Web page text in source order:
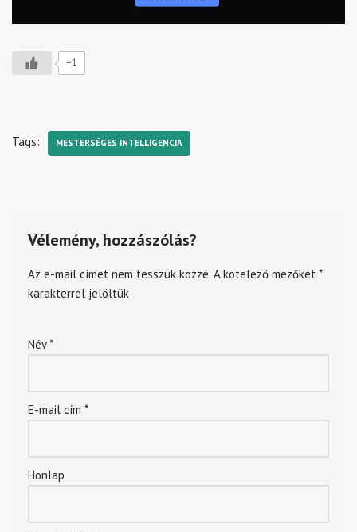
+1
Tags: MESTERSÉGES INTELLIGENCIA
Vélemény, hozzászólás?
Az e-mail címet nem tesszük közzé. A kötelező mezőket *
karakterrel jelöltük
Név*
E-mail cím *
Honlap